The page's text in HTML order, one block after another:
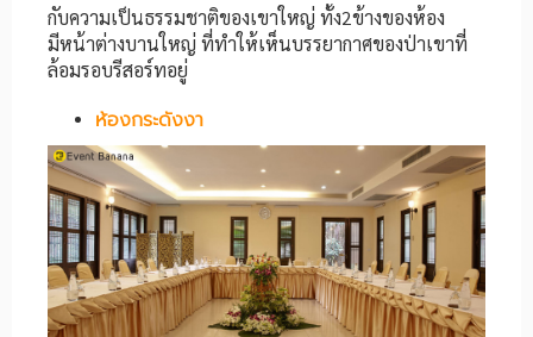
กับความเป็นธรรมชาติของเขาใหญ่ ทั้ง2ข้างของห้อง
มีหน้าต่างบานใหญ่ ที่ทำให้เห็นบรรยากาศของป่าเขาที่
ล้อมรอบรีสอร์ทอยู่
ห้องกระดังงา